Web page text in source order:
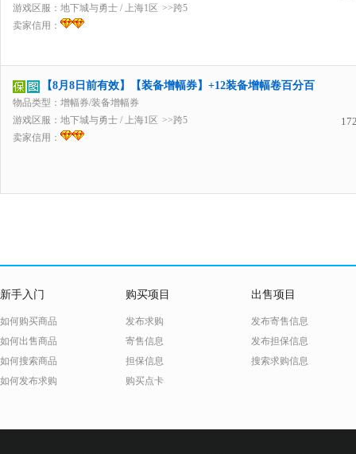
游戏区服： 地下城与勇士 / 上海1区 >>跨5
卖家信用：
【8月8日前有效】【装备增幅券】+12装备增幅卷百分百
物品类型：增幅券/装备增幅券
游戏区服： 地下城与勇士 / 上海1区 >>跨5
卖家信用：
新手入门
如何购买商品
如何出售商品
如何搜索商品
如何发布求购
购买项目
发布求购
寄售信息
担保信息
购买点卡
出售项目
发布寄售信息
发布担保信息
搜索求购信息